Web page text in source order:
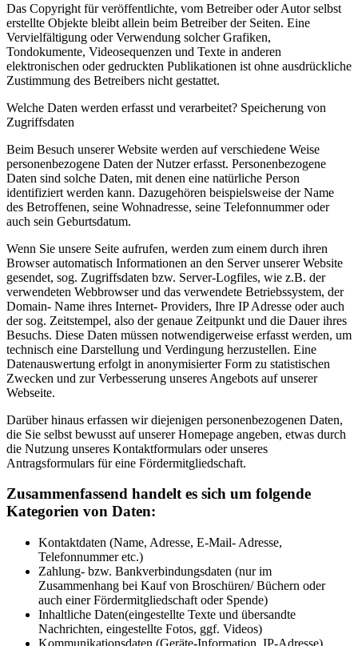
Das Copyright für veröffentlichte, vom Betreiber oder Autor selbst
erstellte Objekte bleibt allein beim Betreiber der Seiten. Eine
Vervielfältigung oder Verwendung solcher Grafiken,
Tondokumente, Videosequenzen und Texte in anderen
elektronischen oder gedruckten Publikationen ist ohne ausdrückliche
Zustimmung des Betreibers nicht gestattet.
Welche Daten werden erfasst und verarbeitet? Speicherung von
Zugriffsdaten
Beim Besuch unserer Website werden auf verschiedene Weise
personenbezogene Daten der Nutzer erfasst. Personenbezogene
Daten sind solche Daten, mit denen eine natürliche Person
identifiziert werden kann. Dazugehören beispielsweise der Name
des Betroffenen, seine Wohnadresse, seine Telefonnummer oder
auch sein Geburtsdatum.
Wenn Sie unsere Seite aufrufen, werden zum einem durch ihren
Browser automatisch Informationen an den Server unserer Website
gesendet, sog. Zugriffsdaten bzw. Server-Logfiles, wie z.B. der
verwendeten Webbrowser und das verwendete Betriebssystem, der
Domain- Name ihres Internet- Providers, Ihre IP Adresse oder auch
der sog. Zeitstempel, also der genaue Zeitpunkt und die Dauer ihres
Besuchs. Diese Daten müssen notwendigerweise erfasst werden, um
technisch eine Darstellung und Verdingung herzustellen. Eine
Datenauswertung erfolgt in anonymisierter Form zu statistischen
Zwecken und zur Verbesserung unseres Angebots auf unserer
Webseite.
Darüber hinaus erfassen wir diejenigen personenbezogenen Daten,
die Sie selbst bewusst auf unserer Homepage angeben, etwas durch
die Nutzung unseres Kontaktformulars oder unseres
Antragsformulars für eine Fördermitgliedschaft.
Zusammenfassend handelt es sich um folgende
Kategorien von Daten:
Kontaktdaten (Name, Adresse, E-Mail- Adresse,
Telefonnummer etc.)
Zahlung- bzw. Bankverbindungsdaten (nur im
Zusammenhang bei Kauf von Broschüren/ Büchern oder
auch einer Fördermitgliedschaft oder Spende)
Inhaltliche Daten(eingestellte Texte und übersandte
Nachrichten, eingestellte Fotos, ggf. Videos)
Kommunikationsdaten (Geräte-Information, IP-Adresse)